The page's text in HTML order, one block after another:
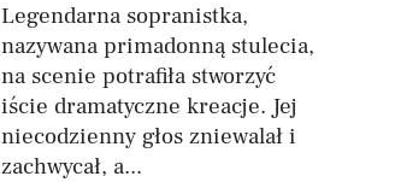
Legendarna sopranistka,
nazywana primadonną stulecia,
na scenie potrafiła stworzyć
iście dramatyczne kreacje. Jej
niecodzienny głos zniewalał i
zachwycał, a...